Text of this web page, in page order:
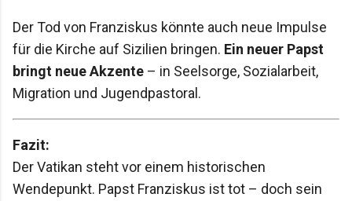
Der Tod von Franziskus könnte auch neue Impulse
für die Kirche auf Sizilien bringen. Ein neuer Papst
bringt neue Akzente – in Seelsorge, Sozialarbeit,
Migration und Jugendpastoral.
Fazit:
Der Vatikan steht vor einem historischen
Wendepunkt. Papst Franziskus ist tot – doch sein